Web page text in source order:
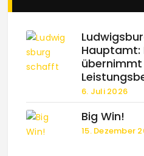
Hauptamt:
6. Juli 2026
Big Win!
15. Dezember